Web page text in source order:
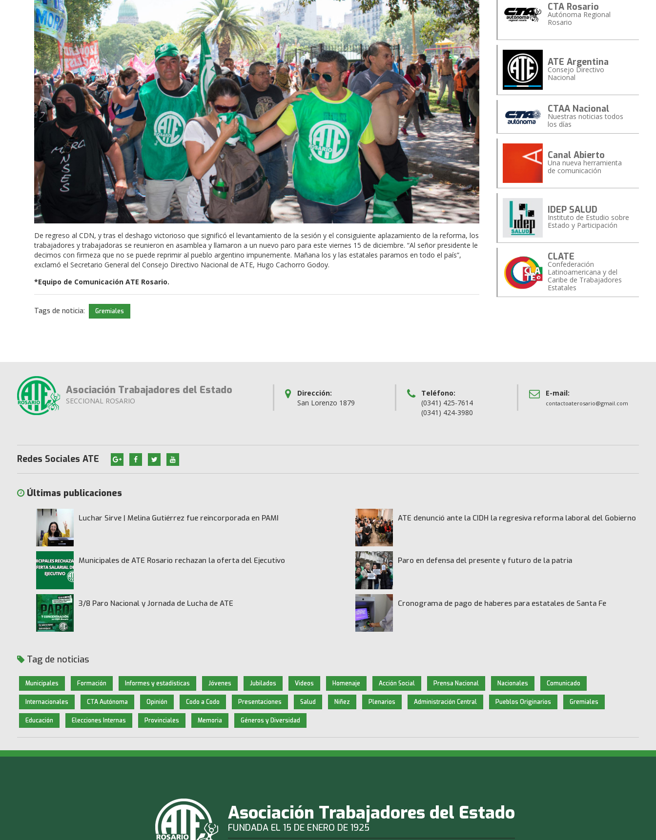
De regreso al CDN, y tras el deshago victorioso que significó el levantamiento de la sesión y el consiguiente aplazamiento de la reforma, los
trabajadores y trabajadoras se reunieron en asamblea y llamaron a un nuevo paro para este viernes 15 de diciembre. “Al señor presidente le
decimos con firmeza que no se puede reprimir al pueblo argentino impunemente. Mañana los y las estatales paramos en todo el país”,
exclamó el Secretario General del Consejo Directivo Nacional de ATE, Hugo Cachorro Godoy.
*Equipo de Comunicación ATE Rosario.
Tags de noticia: Gremiales
CTA Rosario
Autónoma Regional
Rosario
ATE Argentina
Consejo Directivo
Nacional
CTAA Nacional
Nuestras noticias todos
los días
Canal Abierto
Una nueva herramienta
de comunicación
IDEP SALUD
Instituto de Estudio sobre
Estado y Participación
CLATE
Confederación
Latinoamericana y del
Caribe de Trabajadores
Estatales
Asociación Trabajadores del Estado
SECCIONAL ROSARIO
Dirección:
San Lorenzo 1879
Teléfono:
(0341) 425-7614
(0341) 424-3980
E-mail:
contactoaterosario@gmail.com
Redes Sociales ATE
Últimas publicaciones
Luchar Sirve | Melina Gutiérrez fue reincorporada en PAMI ATE denunció ante la CIDH la regresiva reforma laboral del Gobierno
Municipales de ATE Rosario rechazan la oferta del Ejecutivo Paro en defensa del presente y futuro de la patria
3/8 Paro Nacional y Jornada de Lucha de ATE Cronograma de pago de haberes para estatales de Santa Fe
Tag de noticias
Municipales Formación Informes y estadísticas Jóvenes Jubilados Videos Homenaje Acción Social Prensa Nacional Nacionales Comunicado
Internacionales CTA Autónoma Opinión Codo a Codo Presentaciones Salud Niñez Plenarios Administración Central Pueblos Originarios Gremiales
Educación Elecciones Internas Provinciales Memoria Géneros y Diversidad
Asociación Trabajadores del Estado
FUNDADA EL 15 DE ENERO DE 1925